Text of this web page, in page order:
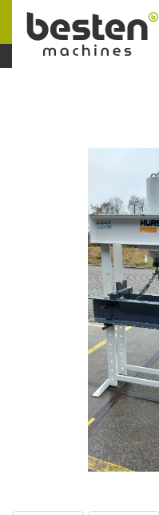
Naar hoofdinhoud